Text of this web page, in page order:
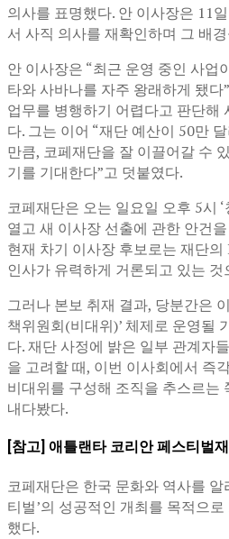
의사를 표명했다. 안 이사장은 11
서 사직 의사를 재확인하며 그 배
안 이사장은 “최근 운영 중인 사업
타와 사바나를 자주 왕래하게 됐
업무를 병행하기 어렵다고 판단해
다. 그는 이어 “재단 예산이 50만
만큼, 코페재단을 잘 이끌어갈 수
기를 기대한다”고 덧붙였다.
코페재단은 오는 일요일 오후 5시
열고 새 이사장 선출에 관한 안건
현재 차기 이사장 후보로는 재단
인사가 유력하게 거론되고 있는 것
그러나 본보 취재 결과, 당분간은
책위원회(비대위)’ 체제로 운영될
다. 재단 사정에 밝은 일부 관계자
을 고려할 때, 이번 이사회에서 즉
비대위를 구성해 조직을 추스르는
내다봤다.
[참고] 애틀랜타 코리안 페스티벌
코페재단은 한국 문화와 역사를 알
티벌’의 성공적인 개최를 목적으
했다.